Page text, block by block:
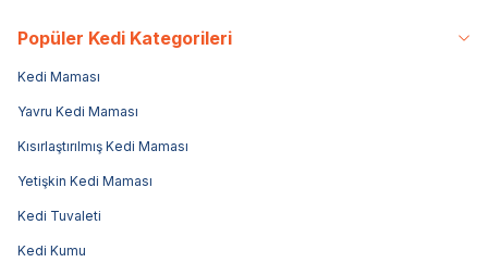
Popüler Kedi Kategorileri
Kedi Maması
Yavru Kedi Maması
Kısırlaştırılmış Kedi Maması
Yetişkin Kedi Maması
Kedi Tuvaleti
Kedi Kumu